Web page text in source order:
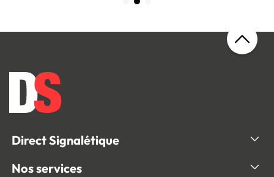
Direct Signalétique
Nos services